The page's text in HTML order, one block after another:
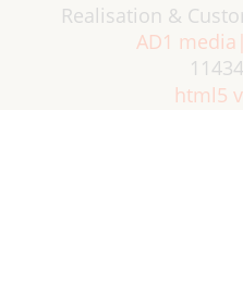
Realisation &
AD1
html5